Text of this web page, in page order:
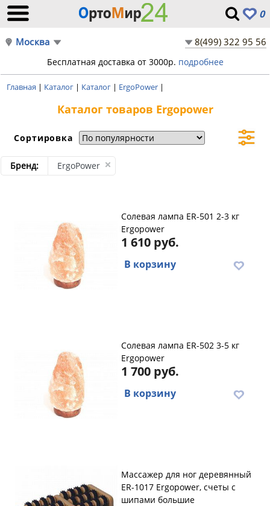
0
Москва 8(499) 322 95 56
Бесплатная доставка от 3000р. подробнее
Главная | Каталог | Каталог | ErgoPower |
Каталог товаров Ergopower
Сортировка
Бренд: ErgoPower
Солевая лампа ER-501 2-3 кг
Ergopower
1 610 руб.
В корзину
Солевая лампа ER-502 3-5 кг
Ergopower
1 700 руб.
В корзину
Массажер для ног деревянный
ER-1017 Ergopower, счеты с
шипами большие